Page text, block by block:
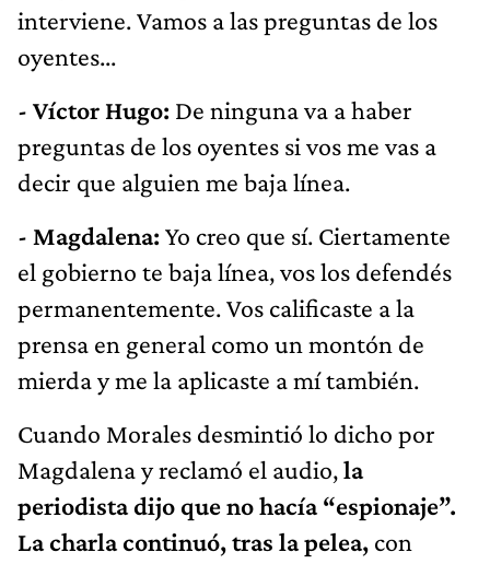
interviene. Vamos a las preguntas de los
oyentes...
- Víctor Hugo: De ninguna va a haber
preguntas de los oyentes si vos me vas a
decir que alguien me baja línea.
- Magdalena: Yo creo que sí. Ciertamente
el gobierno te baja línea, vos los defendés
permanentemente. Vos calificaste a la
prensa en general como un montón de
mierda y me la aplicaste a mí también.
Cuando Morales desmintió lo dicho por
Magdalena y reclamó el audio,la
periodista dijo que no hacía “espionaje”.
La charla continuó, tras la pelea, con